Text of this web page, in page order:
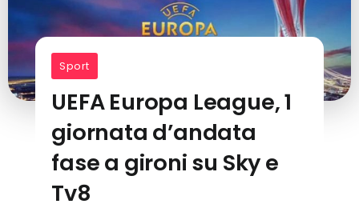
Sport
UEFA Europa League, 1
giornata d’andata
fase a gironi su Sky e
Tv8